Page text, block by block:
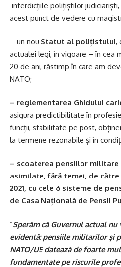
interdicțiile polițiștilor judiciariști,
acest punct de vedere cu
– un nou Statut al polițistului,
actualei legi, în vigoare – în cea
20 de ani, răstimp în care am
NATO;
– reglementarea Ghidului
asigura predictibilitate în
funcții, stabilitate pe post,
la termene rezonabile și în
– scoaterea pensiilor militare
asimilate, fără temei, de către
2021, cu cele 6 sisteme de
de Casa Națională de Pensii
”Sperăm că Guvernul actual
evidentă: pensiile militarilor și
NATO/UE datează de foarte
fundamentate pe riscurile